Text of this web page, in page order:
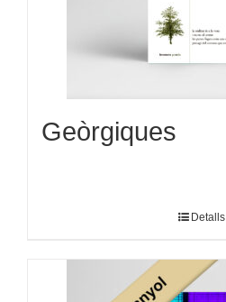
Geòrgiques
Detalls